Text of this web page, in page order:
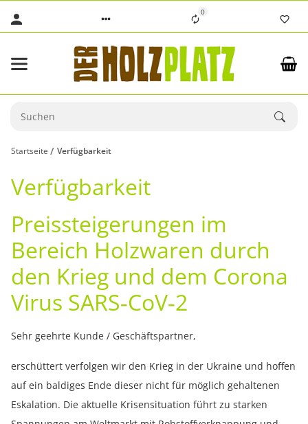
0
Startseite Verfügbarkeit
Verfügbarkeit
Preissteigerungen im
Bereich Holzwaren durch
den Krieg und dem Corona
Virus SARS‐CoV‐2
Sehr geehrte Kunde / Geschäftspartner,
erschüttert verfolgen wir den Krieg in der Ukraine und hoffen
auf ein baldiges Ende dieser nicht für möglich gehaltenen
Eskalation. Die aktuelle Krisensituation führt zu starken